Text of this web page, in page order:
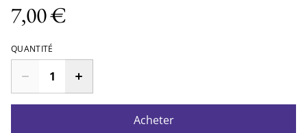
7,00 €
QUANTITÉ
Acheter